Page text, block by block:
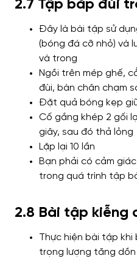
2.7 Tập bắp đùi
Đây là bài tập sử
(bóng đá cỡ nhỏ) và
và trong
Ngồi trên mép ghế,
đùi, bàn chân chạm
Đặt quả bóng kẹp
Cố gắng khép 2 gối
giây, sau đó thả lỏng
Lặp lại 10 lần
Bạn phải có cảm
trong quá trình tập
2.8 Bài tập kiễng
Thực hiện bài tập
trọng lượng tăng dồn